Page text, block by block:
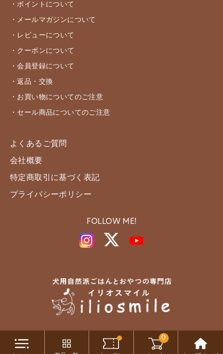
・ポイントについて
・メールマガジンについて
・レビューについて
・クーポンについて
・会員登録について
・返品・交換
・お買い物についてのご注意
・セール商品についてのご注意
よくあるご質問
会社概要
特定商取引に基づく表記
プライバシーポリシー
FOLLOW ME!
0